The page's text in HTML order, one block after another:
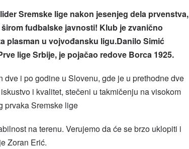
Sremske lige nakon jesenjeg dela prvenstva,
fudbalske javnosti! Klub je zvanično
plasman u vojvođansku ligu.Danilo Simić
lige Srbije, je pojačao redove Borca 1925.
i po godine u Slovenu, gde je u prethodne dve
i kvalitet, stečeni u takmičenju na visokom
prvaka Sremske lige
na terenu. Verujemo da će se brzo uklopiti i
Zoran Erić.